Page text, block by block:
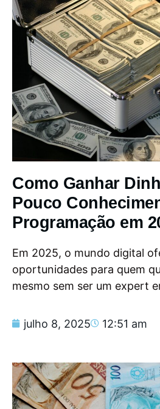
Como Ganhar
Pouco
Programação em
Em 2025, o mundo digital
oportunidades para quem
mesmo sem ser um expert
julho 8, 2025 12:51 am